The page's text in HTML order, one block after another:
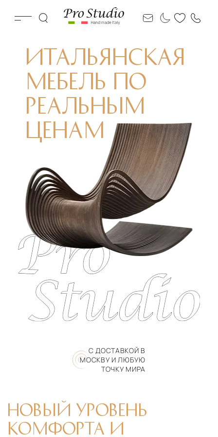
ИТАЛЬЯНСКАЯ
МЕБЕЛЬ ПО
РЕАЛЬНЫМ
ЦЕНАМ
С ДОСТАВКОЙ В
МОСКВУ И ЛЮБУЮ
ТОЧКУ МИРА
НОВЫЙ УРОВЕНЬ
КОМФОРТА И